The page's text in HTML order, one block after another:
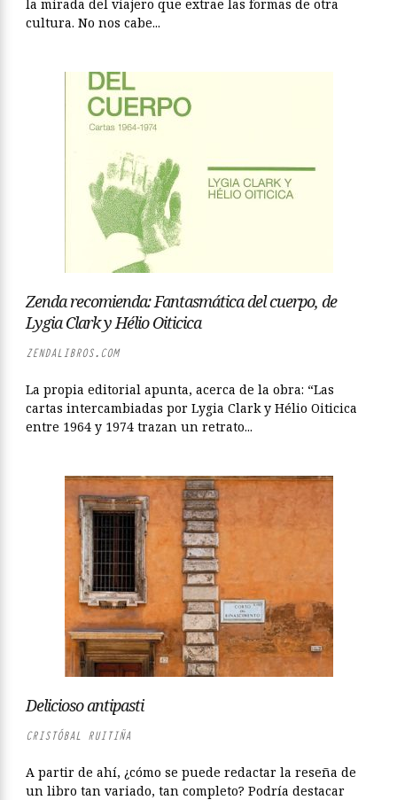
la mirada del viajero que extrae las formas de otra
cultura. No nos cabe...
Zenda recomienda: Fantasmática del cuerpo, de
Lygia Clark y Hélio Oiticica
ZENDALIBROS.COM
La propia editorial apunta, acerca de la obra: “Las
cartas intercambiadas por Lygia Clark y Hélio Oiticica
entre 1964 y 1974 trazan un retrato...
Delicioso antipasti
CRISTÓBAL RUITIÑA
A partir de ahí, ¿cómo se puede redactar la reseña de
un libro tan variado, tan completo? Podría destacar